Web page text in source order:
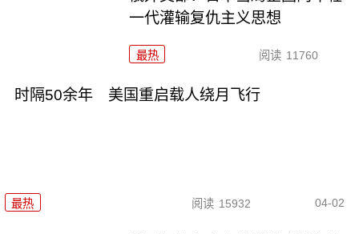
一代灌输复仇主义思想
最热 阅读 11760
时隔50余年 美国重启载人绕月飞行
最热 阅读 15932 04-02